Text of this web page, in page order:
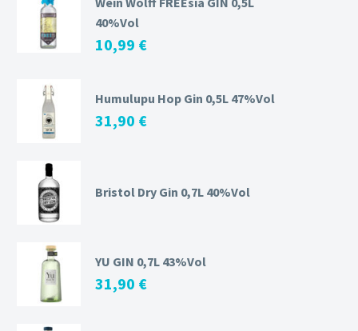
40%Vol
10,99 €
Humulupu Hop Gin 0,5L 47%Vol
31,90 €
Bristol Dry Gin 0,7L 40%Vol
YU GIN 0,7L 43%Vol
31,90 €